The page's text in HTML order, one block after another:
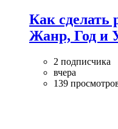
Как сделать
Жанр, Год и
2 подписчика
вчера
139